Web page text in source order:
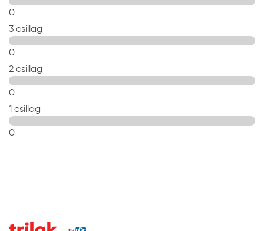
0
3 csillag
0
2 csillag
0
1 csillag
0